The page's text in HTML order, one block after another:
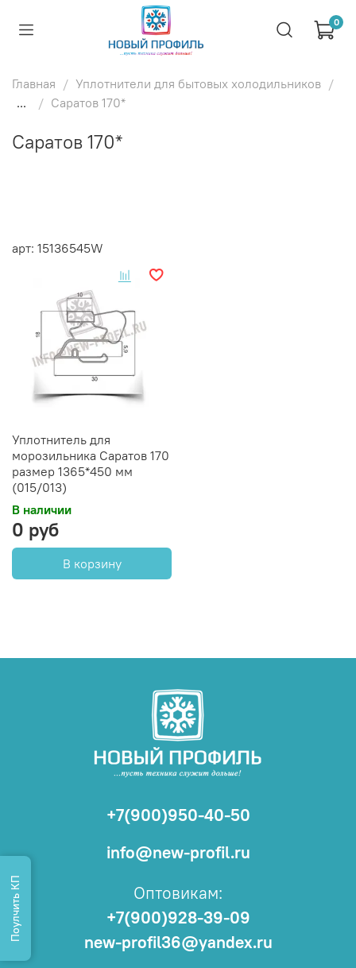
0
Главная
Уплотнители для бытовых холодильников
...
Саратов 170*
Саратов 170*
арт: 15136545W
Уплотнитель для
морозильника Саратов 170
размер 1365*450 мм
(015/013)
В наличии
0 руб
В корзину
+7(900)950-40-50
info@new-profil.ru
Оптовикам:
+7(900)928-39-09
new-profil36@yandex.ru
Поулчить КП